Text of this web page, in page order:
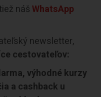
nášWhatsApp
newsletter,
cestovateľov:
výhodné kurzy
a cashback u